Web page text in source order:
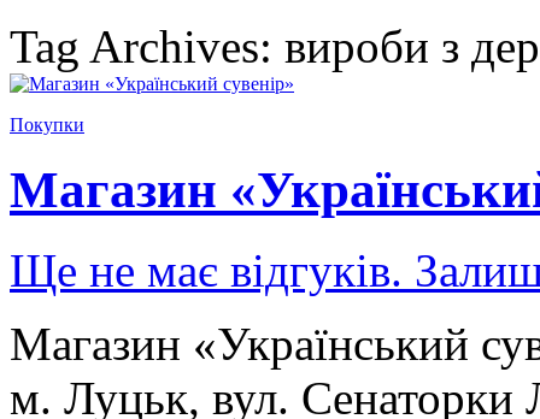
Tag Archives: вироби з
Покупки
Магазин
Ще не має відгуків.
Магазин «Український
м. Луцьк, вул. Сенаторки